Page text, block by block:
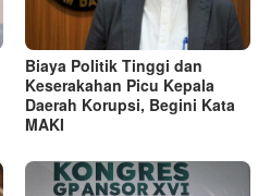
Biaya Politik Tinggi dan
Keserakahan Picu Kepala
Daerah Korupsi, Begini Kata
MAKI